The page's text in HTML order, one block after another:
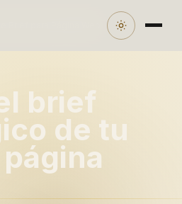
Brief para Página Web
brief
de tu
página